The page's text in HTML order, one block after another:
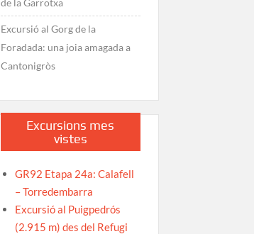
Excursió al Gorg de la
Foradada: una joia amagada a
Cantonigròs
Excursions mes
vistes
GR92 Etapa 24a: Calafell
– Torredembarra
Excursió al Puigpedrós
(2.915 m) des del Refugi